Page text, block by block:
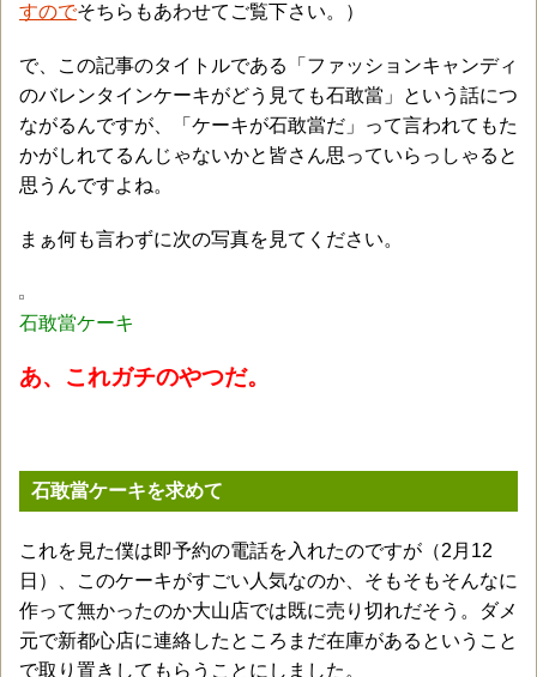
すのでそちらもあわせてご覧下さい。）
で、この記事のタイトルである「ファッションキャンディ
のバレンタインケーキがどう見ても石敢當」という話につ
ながるんですが、「ケーキが石敢當だ」って言われてもた
かがしれてるんじゃないかと皆さん思っていらっしゃると
思うんですよね。
まぁ何も言わずに次の写真を見てください。
石敢當ケーキ
あ、これガチのやつだ。
石敢當ケーキを求めて
これを見た僕は即予約の電話を入れたのですが（2月12
日）、このケーキがすごい人気なのか、そもそもそんなに
作って無かったのか大山店では既に売り切れだそう。ダメ
元で新都心店に連絡したところまだ在庫があるということ
で取り置きしてもらうことにしました。